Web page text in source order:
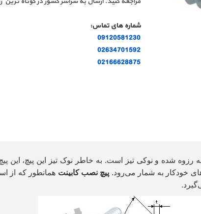
شماره های تماس:
09120581230
02634701592
02166628875
رزوه شده و نوکی تیز است. به خاطر نوک تیز این پیچ، این
خودکار به شمار می‌رود. پیچ نصب کابینت همانطور که از